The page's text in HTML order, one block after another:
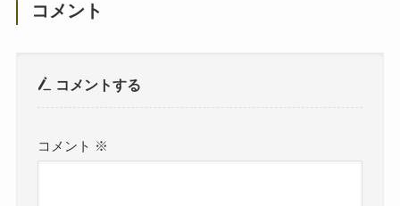
コメント
コメントする
コメント ※